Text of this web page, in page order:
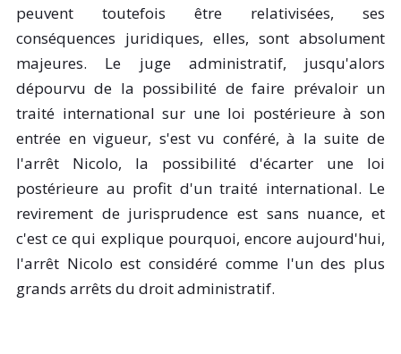
peuvent toutefois être relativisées, ses
conséquences juridiques, elles, sont absolument
majeures. Le juge administratif, jusqu'alors
dépourvu de la possibilité de faire prévaloir un
traité international sur une loi postérieure à son
entrée en vigueur, s'est vu conféré, à la suite de
l'arrêt Nicolo, la possibilité d'écarter une loi
postérieure au profit d'un traité international. Le
revirement de jurisprudence est sans nuance, et
c'est ce qui explique pourquoi, encore aujourd'hui,
l'arrêt Nicolo est considéré comme l'un des plus
grands arrêts du droit administratif.